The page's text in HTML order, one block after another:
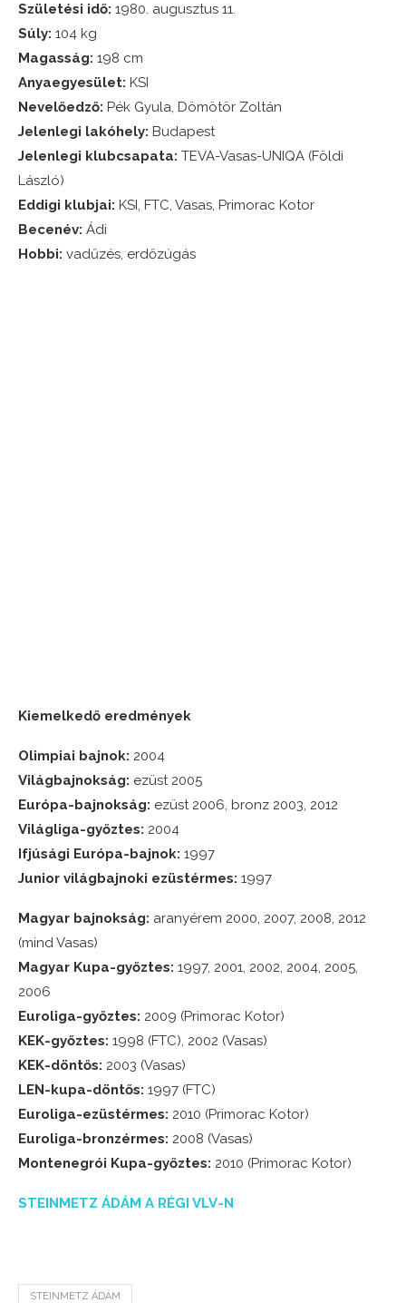
Születési idő: 1980. augusztus 11.
Súly: 104 kg
Magasság: 198 cm
Anyaegyesület: KSI
Nevelőedző: Pék Gyula, Dömötör Zoltán
Jelenlegi lakóhely: Budapest
Jelenlegi klubcsapata: TEVA-Vasas-UNIQA (Földi
László)
Eddigi klubjai: KSI, FTC, Vasas, Primorac Kotor
Becenév: Ádi
Hobbi: vadűzés, erdőzúgás
Kiemelkedő eredmények
Olimpiai bajnok: 2004
Világbajnokság: ezüst 2005
Európa-bajnokság: ezüst 2006, bronz 2003, 2012
Világliga-győztes: 2004
Ifjúsági Európa-bajnok: 1997
Junior világbajnoki ezüstérmes: 1997
Magyar bajnokság: aranyérem 2000, 2007, 2008, 2012
(mind Vasas)
Magyar Kupa-győztes: 1997, 2001, 2002, 2004, 2005,
2006
Euroliga-győztes: 2009 (Primorac Kotor)
KEK-győztes: 1998 (FTC), 2002 (Vasas)
KEK-döntős: 2003 (Vasas)
LEN-kupa-döntős: 1997 (FTC)
Euroliga-ezüstérmes: 2010 (Primorac Kotor)
Euroliga-bronzérmes: 2008 (Vasas)
Montenegrói Kupa-győztes: 2010 (Primorac Kotor)
STEINMETZ ÁDÁM A RÉGI VLV-N
STEINMETZ ÁDÁM